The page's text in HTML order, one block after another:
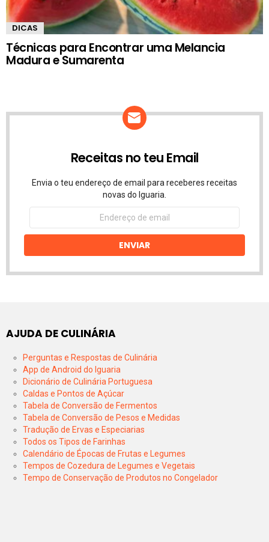
DICAS
Técnicas para Encontrar uma Melancia
Madura e Sumarenta
Receitas no teu Email
Envia o teu endereço de email para receberes receitas
novas do Iguaria.
Endereço
email
ENVIAR
AJUDA DE CULINÁRIA
Perguntas e Respostas de Culinária
App de Android do Iguaria
Dicionário de Culinária Portuguesa
Caldas e Pontos de Açúcar
Tabela de Conversão de Fermentos
Tabela de Conversão de Pesos e Medidas
Tradução de Ervas e Especiarias
Todos os Tipos de Farinhas
Calendário de Épocas de Frutas e Legumes
Tempos de Cozedura de Legumes e Vegetais
Tempo de Conservação de Produtos no Congelador